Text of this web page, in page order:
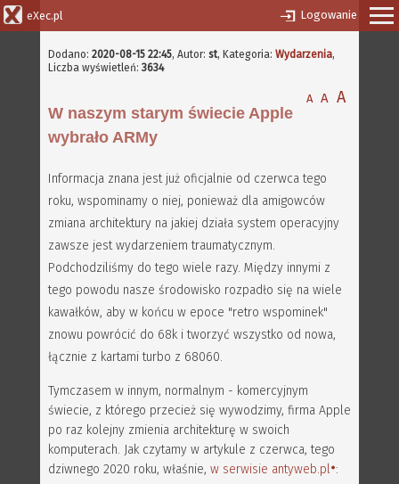
eXec.pl Logowanie
Dodano: 2020-08-15 22:45, Autor: st, Kategoria: Wydarzenia,
Liczba wyświetleń: 3634
A A A
W naszym starym świecie Apple
wybrało ARMy
Informacja znana jest już oficjalnie od czerwca tego
roku, wspominamy o niej, ponieważ dla amigowców
zmiana architektury na jakiej działa system operacyjny
zawsze jest wydarzeniem traumatycznym.
Podchodziliśmy do tego wiele razy. Między innymi z
tego powodu nasze środowisko rozpadło się na wiele
kawałków, aby w końcu w epoce "retro wspominek"
znowu powrócić do 68k i tworzyć wszystko od nowa,
łącznie z kartami turbo z 68060.
Tymczasem w innym, normalnym - komercyjnym
świecie, z którego przecież się wywodzimy, firma Apple
po raz kolejny zmienia architekturę w swoich
komputerach. Jak czytamy w artykule z czerwca, tego
dziwnego 2020 roku, właśnie, w serwisie antyweb.pl :